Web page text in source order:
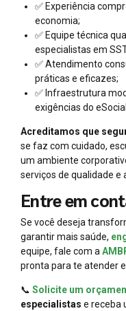
✅ Experiência
economia;
✅ Equipe técnica
especialistas em
✅ Atendimento
práticas e eficazes;
✅ Infraestrutura
exigências do
Acreditamos que
se faz com cuidado,
um ambiente
serviços de qualidade e
Entre em
Se você deseja
garantir mais saúde,
equipe, fale com a
pronta para te atender
📞 Solicite um
especialistas e receba